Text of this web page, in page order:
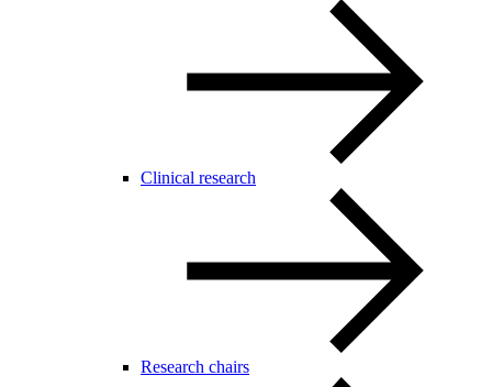
Clinical research
Research chairs